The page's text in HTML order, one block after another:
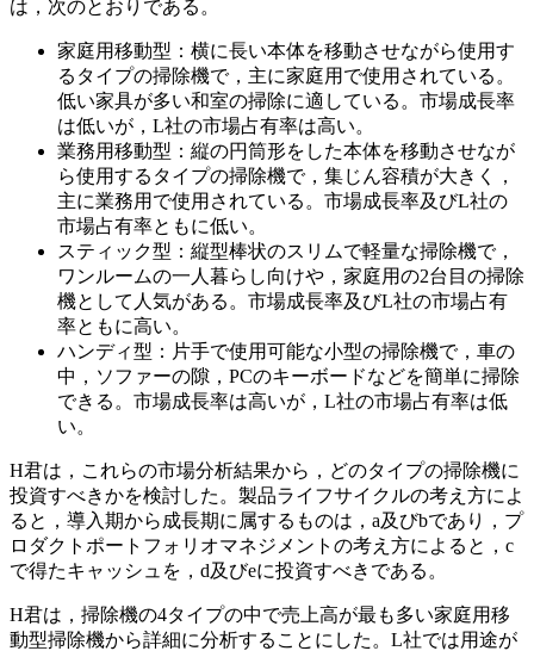
は，次のとおりである。
家庭用移動型：横に長い本体を移動させながら使用す
るタイプの掃除機で，主に家庭用で使用されている。
低い家具が多い和室の掃除に適している。市場成長率
は低いが，L社の市場占有率は高い。
業務用移動型：縦の円筒形をした本体を移動させなが
ら使用するタイプの掃除機で，集じん容積が大きく，
主に業務用で使用されている。市場成長率及びL社の
市場占有率ともに低い。
スティック型：縦型棒状のスリムで軽量な掃除機で，
ワンルームの一人暮らし向けや，家庭用の2台目の掃除
機として人気がある。市場成長率及びL社の市場占有
率ともに高い。
ハンディ型：片手で使用可能な小型の掃除機で，車の
中，ソファーの隙，PCのキーボードなどを簡単に掃除
できる。市場成長率は高いが，L社の市場占有率は低
い。
H君は，これらの市場分析結果から，どのタイプの掃除機に
投資すべきかを検討した。製品ライフサイクルの考え方によ
ると，導入期から成長期に属するものは， a及びbであり，プ
ロダクトポートフォリオマネジメントの考え方によると， c
で得たキャッシュを， d及びeに投資すべきである。
H君は，掃除機の4タイプの中で売上高が最も多い家庭用移
動型掃除機から詳細に分析することにした。L社では用途が